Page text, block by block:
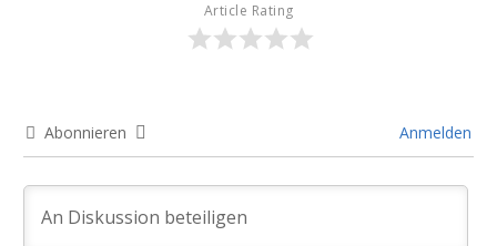
Article Rating
Abonnieren Anmelden